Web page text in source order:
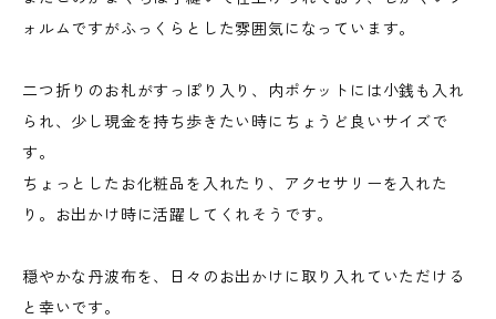
ォルムですがふっくらとした雰囲気になっています。
二つ折りのお札がすっぽり入り、内ポケットには小銭も入れ
られ、少し現金を持ち歩きたい時にちょうど良いサイズで
す。
ちょっとしたお化粧品を入れたり、アクセサリーを入れた
り。お出かけ時に活躍してくれそうです。
穏やかな丹波布を、日々のお出かけに取り入れていただける
と幸いです。